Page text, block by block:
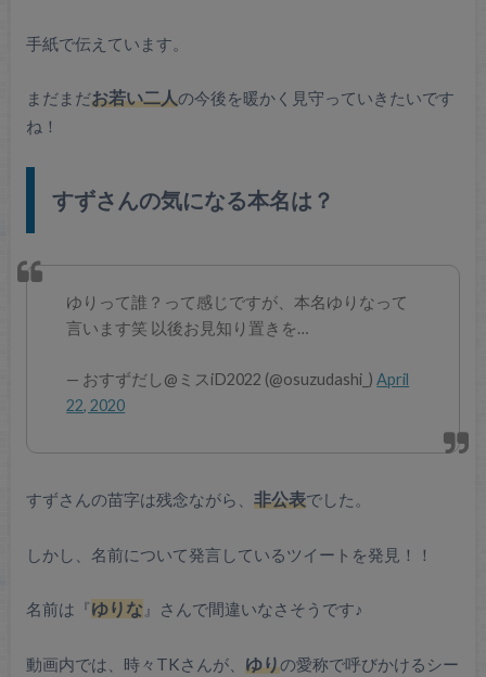
手紙で伝えています。
まだまだお若い二人の今後を暖かく見守っていきたいです
ね！
すずさんの気になる本名は？
ゆりって誰？って感じですが、本名ゆりなって
言います笑 以後お見知り置きを…
— おすずだし@ミスiD2022 (@osuzudashi_)April
22, 2020
すずさんの苗字は残念ながら、 非公表でした。
しかし、名前について発言しているツイートを発見！！
名前は『ゆりな 』さんで間違いなさそうです♪
動画内では、時々TKさんが、 ゆりの愛称で呼びかけるシー